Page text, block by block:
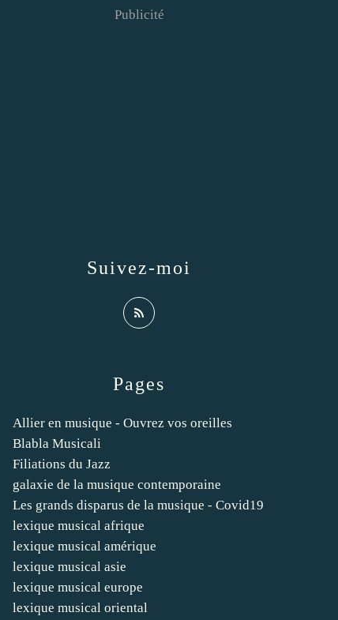
Pages
Allier en musique - Ouvrez vos oreilles
Blabla Musicali
Filiations du Jazz
galaxie de la musique contemporaine
Les grands disparus de la musique - Covid19
lexique musical afrique
lexique musical amérique
lexique musical asie
lexique musical europe
lexique musical oriental
Suivez-moi
Publicité